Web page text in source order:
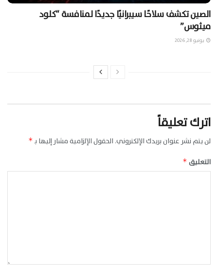
الصين تكشف سلاحًا سيبرانيًا جديدًا لمنافسة “كلود
ميثوس”
يونيو 28, 2026
اترك تعليقاً
لن يتم نشر عنوان بريدك الإلكتروني. الحقول الإلزامية مشار إليها بـ*
التعليق *